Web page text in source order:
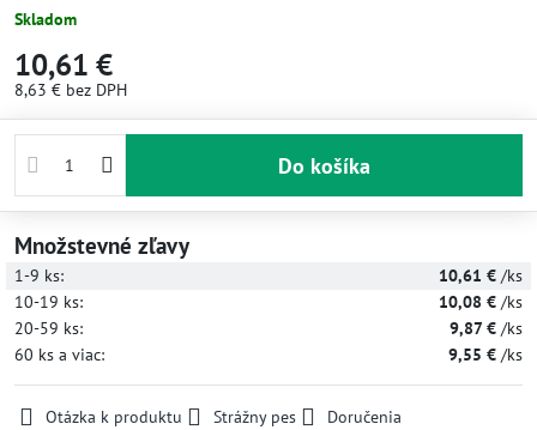
Skladom
10,61 €
8,63 € bez DPH
Do košíka
Množstevné zľavy
1-9 ks: 10,61 € /ks
10-19 ks: 10,08 € /ks
20-59 ks: 9,87 € /ks
60 ks a viac: 9,55 € /ks
Otázka k produktu Strážny pes
Doručenia